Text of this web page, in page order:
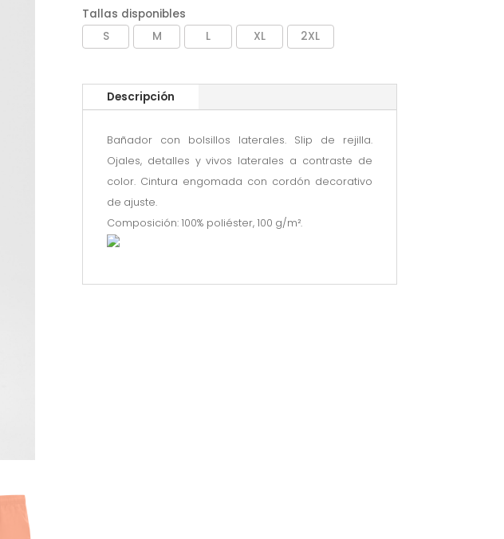
Tallas disponibles
S
M L XL 2XL
Descripción
Bañador con bolsillos laterales. Slip de rejilla.
Ojales, detalles y vivos laterales a contraste de
color. Cintura engomada con cordón decorativo
de ajuste.
Composición: 100% poliéster, 100 g/m².